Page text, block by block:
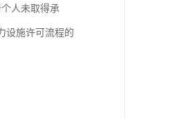
人未取得承
设施许可流程的